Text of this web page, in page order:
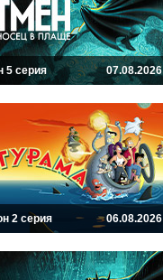
5 серия 07.08.2026
2 серия 06.08.2026